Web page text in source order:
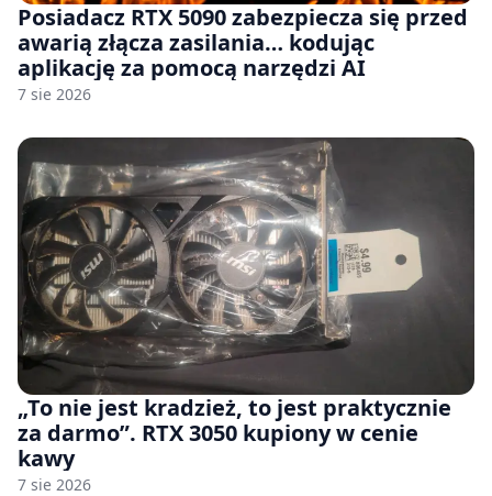
Posiadacz RTX 5090 zabezpiecza się przed
awarią złącza zasilania… kodując
aplikację za pomocą narzędzi AI
7 sie 2026
„To nie jest kradzież, to jest praktycznie
za darmo”. RTX 3050 kupiony w cenie
kawy
7 sie 2026